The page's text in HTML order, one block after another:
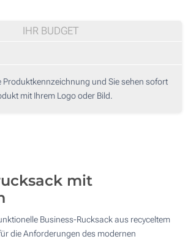
IHR BUDGET
Produktkennzeichnung und Sie sehen sofort
mit Ihrem Logo oder Bild.
mit
Business-Rucksack aus recyceltem
die Anforderungen des modernen